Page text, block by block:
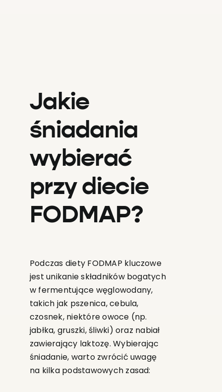
Jakie
śniadania
wybierać
przy diecie
FODMAP?
Podczas diety FODMAP kluczowe
jest unikanie składników bogatych
w fermentujące węglowodany,
takich jak pszenica, cebula,
czosnek, niektóre owoce (np.
jabłka, gruszki, śliwki) oraz nabiał
zawierający laktozę. Wybierając
śniadanie, warto zwrócić uwagę
na kilka podstawowych zasad: